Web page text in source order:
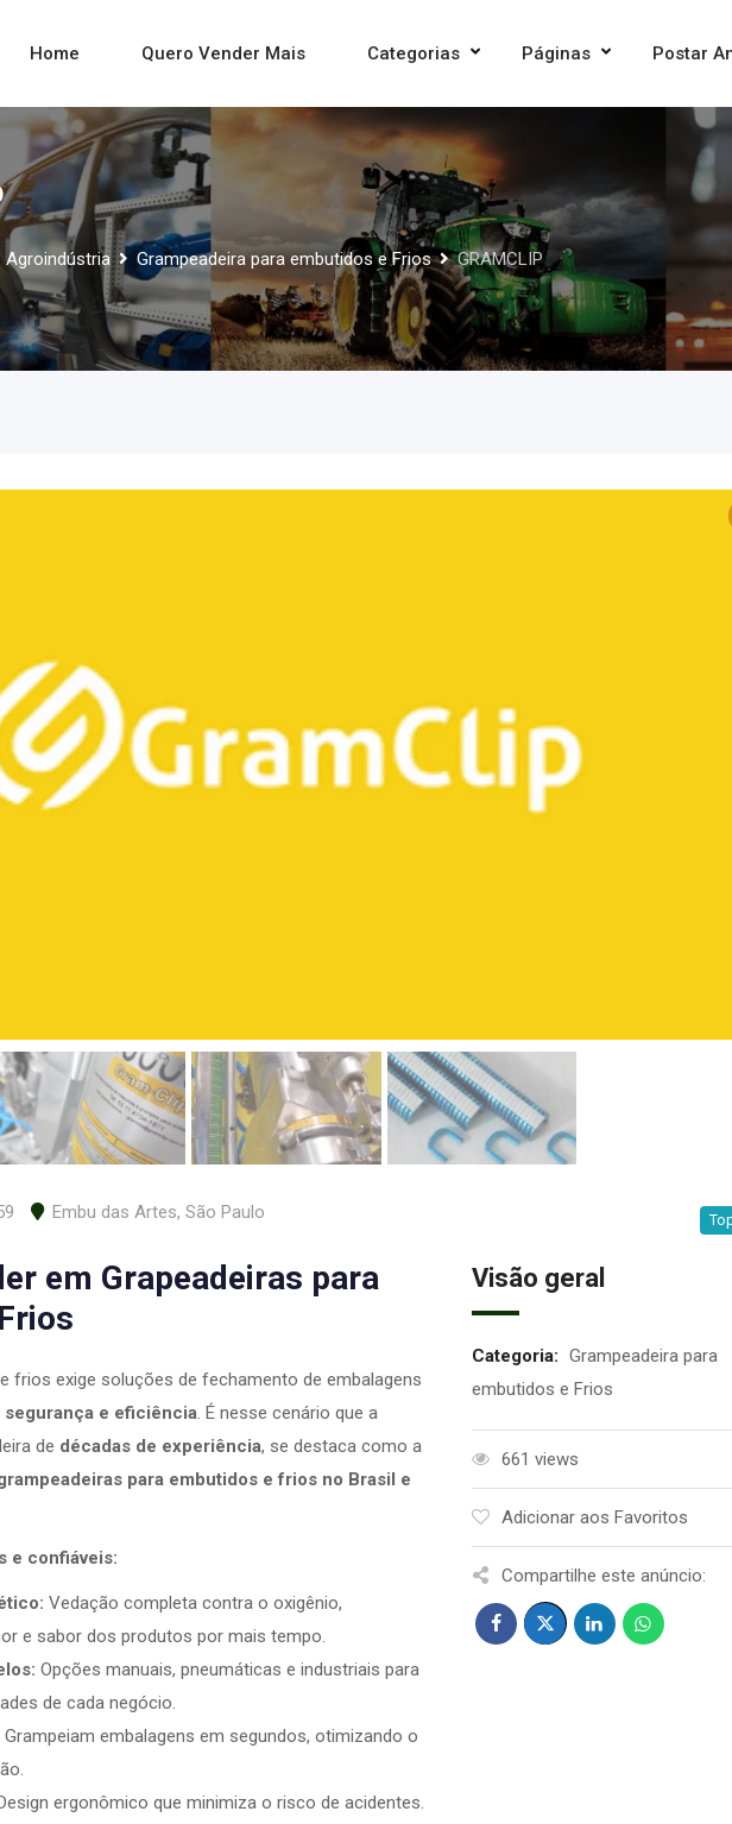
Home Quero Vender Mais Categorias Páginas Postar
Agroindústria Grampeadeira para embutidos e Frios GRAMCLIP
Embu das Artes, São Paulo
em Grapeadeiras para
frios exige soluções de fechamento de embalagens
segurança e eficiência. É nesse cenário que a
de décadas de experiência, se destaca como a
para embutidos e frios no Brasil e
e confiáveis:
Vedação completa contra o oxigênio,
e sabor dos produtos por mais tempo.
Opções manuais, pneumáticas e industriais para
de cada negócio.
Grampeiam embalagens em segundos, otimizando o
ergonômico que minimiza o risco de acidentes.
Visão geral
Categoria: Grampeadeira para
embutidos e Frios
661 views
Adicionar aos Favoritos
Compartilhe este anúncio: